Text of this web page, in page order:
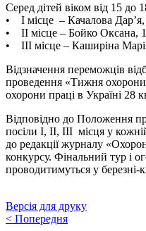
Серед дітей віком від 15 до
• І місце – Качалова
• ІІ місце – Бойко Оксана,
• ІІІ місце – Каширіна
Відзначення переможців
проведення «Тижня охорони
охорони праці в Україні 28
Відповідно до Положення
посіли I, II, III місця у кожній
до редакції журналу
конкурсу. Фінальний тур і
проводитимуться у березні-
Версія для друку
< Попередня